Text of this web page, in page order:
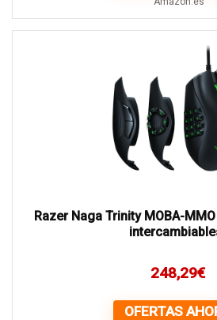
Razer Naga Trinity MOBA-
248,29€
OFERTAS